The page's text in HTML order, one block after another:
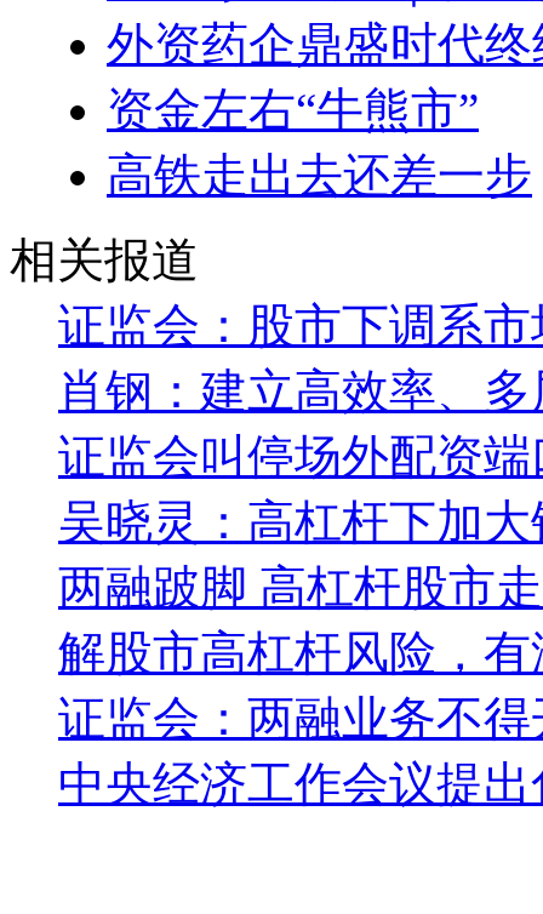
外资药企鼎盛时代终
资金左右“牛熊市”
高铁走出去还差一步
相关报道
证监会：股市下调系
肖钢：建立高效率、
证监会叫停场外配资
吴晓灵：高杠杆下加
两融跛脚 高杠杆股市
解股市高杠杆风险，
证监会：两融业务不
中央经济工作会议提